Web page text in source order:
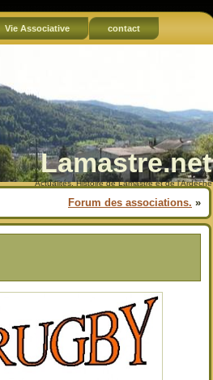
Vie Associative contact
Lamastre.net
Actualités, Histoire de Lamastre et de l'Ardèche
Forum des associations. »